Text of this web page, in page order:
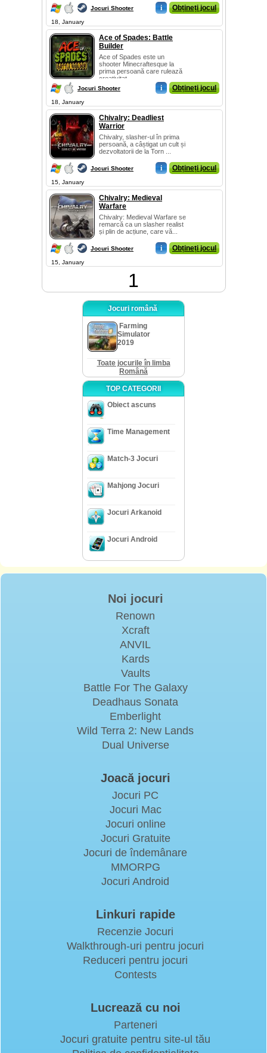
Jocuri Shooter i Obțineți jocul
18, January
Ace of Spades: Battle
Builder
Ace of Spades este un
shooter Minecraftesque la
prima persoană care rulează
creativitat...
Jocuri Shooter i Obțineți jocul
18, January
Chivalry: Deadliest
Warrior
Chivalry, slasher-ul în prima
persoană, a câștigat un cult și
dezvoltatorii de la Torn ...
Jocuri Shooter i Obțineți jocul
15, January
Chivalry: Medieval
Warfare
Chivalry: Medieval Warfare se
remarcă ca un slasher realist
și plin de acțiune, care vă...
Jocuri Shooter i Obțineți jocul
15, January
1
Jocuri română
Farming
Simulator
2019
Toate jocurile în limba
Română
TOP CATEGORII
Obiect ascuns
Time Management
Match-3 Jocuri
Mahjong Jocuri
Jocuri Arkanoid
Jocuri Android
Noi jocuri
Renown
Xcraft
ANVIL
Kards
Vaults
Battle For The Galaxy
Deadhaus Sonata
Emberlight
Wild Terra 2: New Lands
Dual Universe
Joacă jocuri
Jocuri PC
Jocuri Mac
Jocuri online
Jocuri Gratuite
Jocuri de îndemânare
MMORPG
Jocuri Android
Linkuri rapide
Recenzie Jocuri
Walkthrough-uri pentru jocuri
Reduceri pentru jocuri
Contests
Lucrează cu noi
Parteneri
Jocuri gratuite pentru site-ul tău